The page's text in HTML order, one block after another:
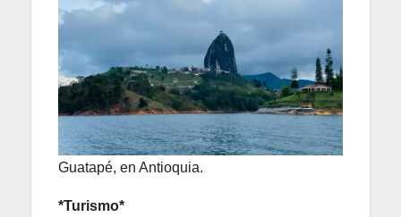
Guatapé, en Antioquia.
*Turismo*